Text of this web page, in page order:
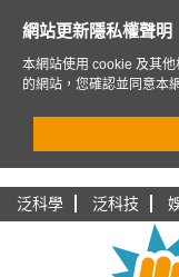
泛科學 泛科技
網站更新隱私權聲明
本網站使用 cookie 及其
的網站，您確認並同意本